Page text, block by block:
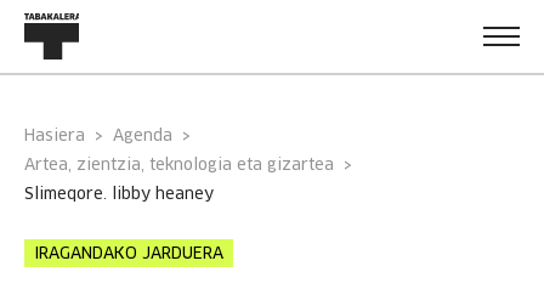
Hasiera
Agenda
Artea, zientzia, teknologia eta gizartea
slimeqore. libby heaney
IRAGANDAKO JARDUERA